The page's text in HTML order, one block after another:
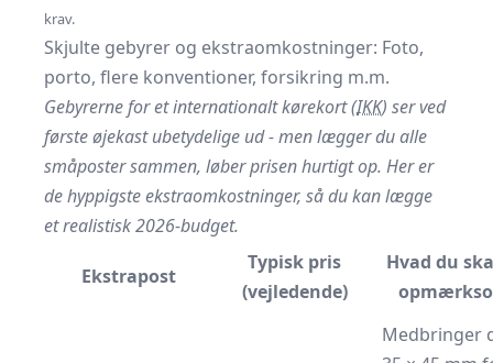
krav.
Skjulte gebyrer og ekstraomkostninger: Foto,
porto, flere konventioner, forsikring m.m.
Gebyrerne for et internationalt kørekort (IKK) ser ved
første øjekast ubetydelige ud - men lægger du alle
småposter sammen, løber prisen hurtigt op. Her er
de hyppigste ekstraomkostninger, så du kan lægge
et realistisk 2026-budget.
Ekstrapost
Typisk pris
(vejledende)
Hvad du
Medbringer